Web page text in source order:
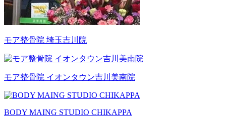
モア整骨院 埼玉吉川院
モア整骨院 イオンタウン吉川美南院
BODY MAING STUDIO CHIKAPPA